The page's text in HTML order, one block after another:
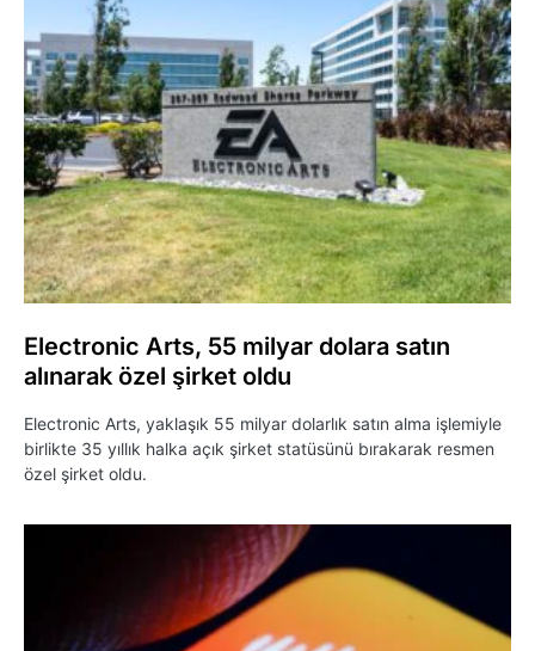
Electronic Arts, 55 milyar dolara satın
alınarak özel şirket oldu
Electronic Arts, yaklaşık 55 milyar dolarlık satın alma işlemiyle
birlikte 35 yıllık halka açık şirket statüsünü bırakarak resmen
özel şirket oldu.